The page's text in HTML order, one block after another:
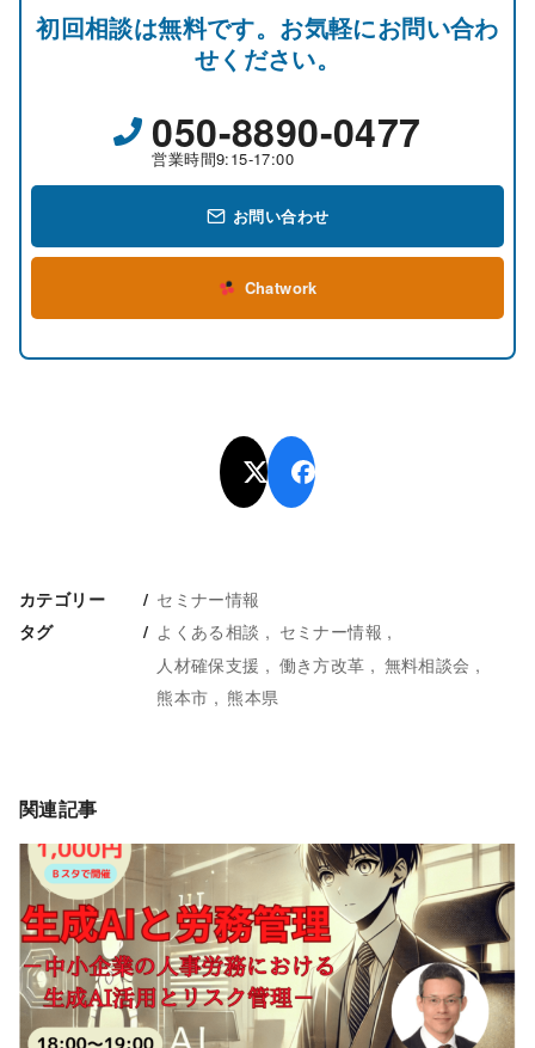
初回相談は無料です。お気軽にお問い合わ
せください。
050-8890-0477
営業時間9:15-17:00
お問い合わせ
Chatwork
カテゴリー セミナー情報
タグ よくある相談
セミナー情報
人材確保支援
働き方改革
無料相談会
熊本市
熊本県
関連記事